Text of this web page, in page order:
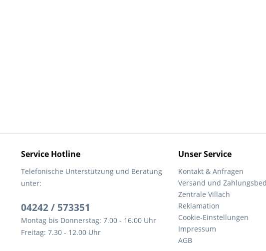
Service Hotline
Telefonische Unterstützung und Beratung
unter:
04242 / 573351
Montag bis Donnerstag: 7.00 - 16.00 Uhr
Freitag: 7.30 - 12.00 Uhr
Unser Service
Kontakt & Anfragen
Versand und
Zentrale Villach
Reklamation
Cookie-Einstellungen
Impressum
AGB